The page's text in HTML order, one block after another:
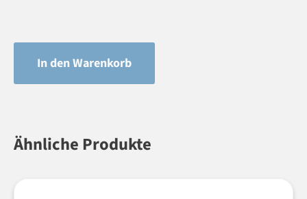
In den Warenkorb
Ähnliche Produkte